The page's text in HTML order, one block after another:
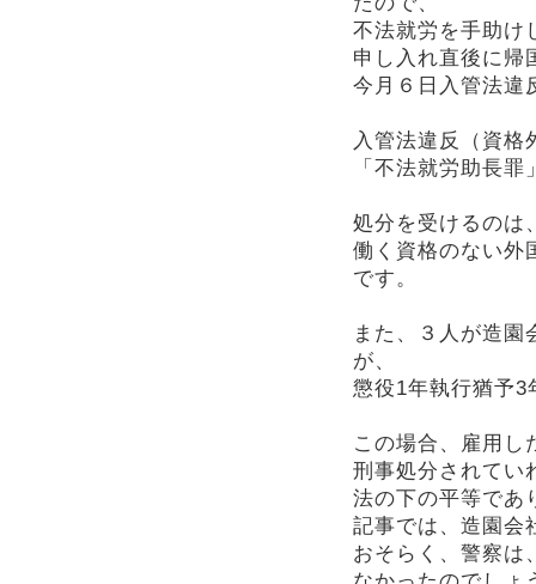
不法就労を手助け
申し入れ直後に帰
今月６日入管法違
入管法違反（資格
「不法就労助長
処分を受けるのは
働く資格のない外
です。
また、３人が造園
が、
懲役1年執行猶予3
この場合、雇用し
刑事処分されてい
法の下の平等であ
記事では、造園会
おそらく、警察は